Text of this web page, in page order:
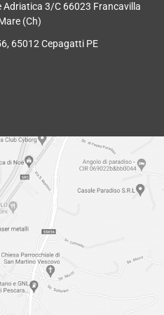
Adriatica 3/C 66023 Francavilla
(Ch)
65012 Cepagatti PE